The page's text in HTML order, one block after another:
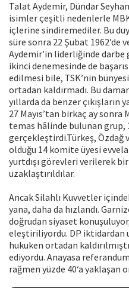
Talat Aydemir, Dündar
isimler çeşitli nedenlerle MBK
içlerine sindiremediler. Bu
süre sonra 22 Şubat 1962’de
Aydemir’in liderliğinde darbe
ikinci denemesinde de
edilmesi bile, TSK’nin
ortadan kaldırmadı. Bu
yıllarda da benzer çıkışların
27 Mayıs’tan birkaç ay sonra
temas hâlinde bulunan grup,
gerçekleştirdi.Türkeş, Özdağ
olduğu 14 komite üyesi
yurtdışı görevleri verilerek
uzaklaştırıldılar.
Ancak Silahlı Kuvvetler
yana, daha da hızlandı.
doğrudan siyaset
eleştiriliyordu. DP iktidardan
hukuken ortadan
ediyordu. Anayasa
rağmen yüzde 40‘a yaklaşan